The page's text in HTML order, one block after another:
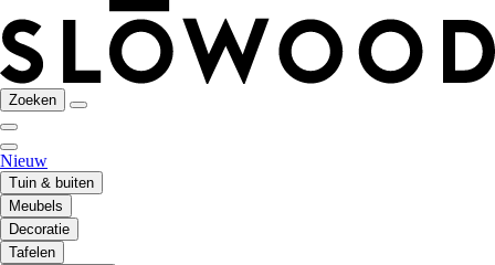
Zoeken
Nieuw
Tuin & buiten
Meubels
Decoratie
Tafelen